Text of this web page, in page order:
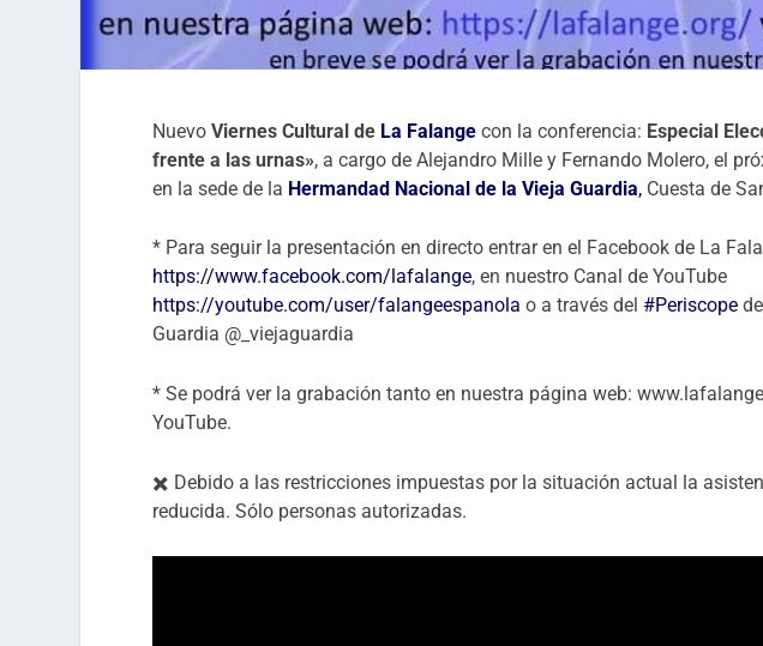
NuevoViernes Cultural de La Falange con la conferencia: Especial
frente a las urnas», a cargo de Alejandro Mille y Fernando Molero, el
en la sede de la Hermandad Nacional de la Vieja Guardia, Cuesta de
* Para seguir la presentación en directo entrar en el Facebook de La
https://www.facebook.com/lafalange, en nuestro Canal de YouTube
https://youtube.com/user/falangeespanola o a través del #Periscope
Guardia @_viejaguardia
* Se podrá ver la grabación tanto en nuestra página web:
YouTube.
✖️ Debido a las restricciones impuestas por la situación actual la
reducida. Sólo personas autorizadas.